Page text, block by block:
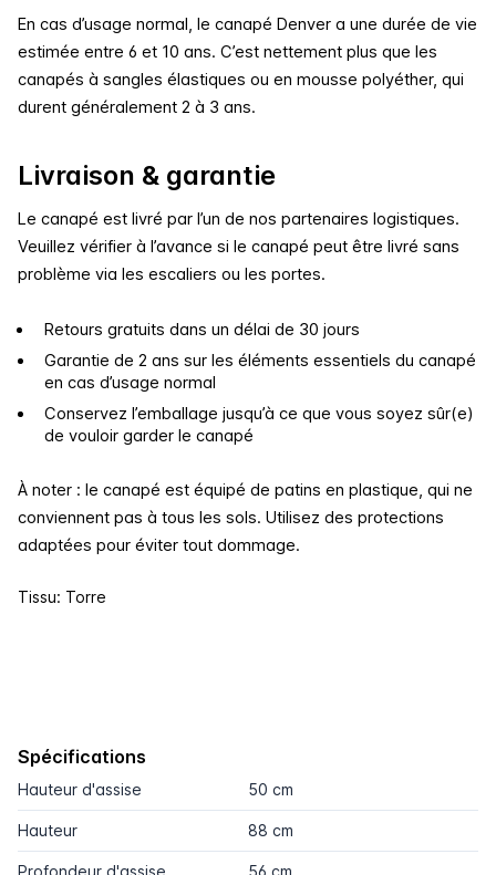
En cas d’usage normal, le canapé Denver a une durée de vie
estimée entre 6 et 10 ans. C’est nettement plus que les
canapés à sangles élastiques ou en mousse polyéther, qui
durent généralement 2 à 3 ans.
Livraison & garantie
Le canapé est livré par l’un de nos partenaires logistiques.
Veuillez vérifier à l’avance si le canapé peut être livré sans
problème via les escaliers ou les portes.
Retours gratuits dans un délai de 30 jours
Garantie de 2 ans sur les éléments essentiels du canapé
en cas d’usage normal
Conservez l’emballage jusqu’à ce que vous soyez sûr(e)
de vouloir garder le canapé
À noter : le canapé est équipé de patins en plastique, qui ne
conviennent pas à tous les sols. Utilisez des protections
adaptées pour éviter tout dommage.
Tissu: Torre
Spécifications
Hauteur d'assise 50 cm
Hauteur 88 cm